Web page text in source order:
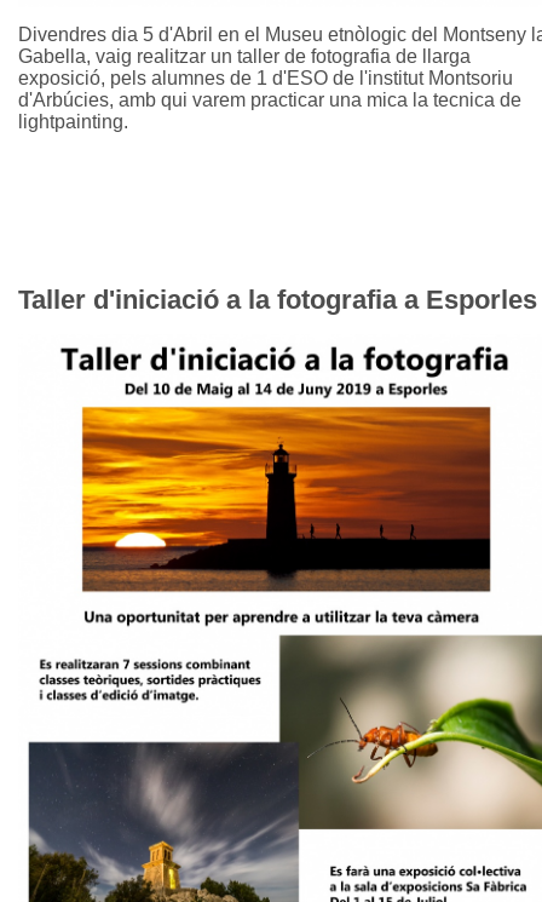
Divendres dia 5 d'Abril en el Museu etnòlogic del Montseny
Gabella, vaig realitzar un taller de fotografia de llarga
exposició, pels alumnes de 1 d'ESO de l'institut Montsoriu
d'Arbúcies, amb qui varem practicar una mica la tecnica de
lightpainting.
Taller d'iniciació a la fotografia a Esporles